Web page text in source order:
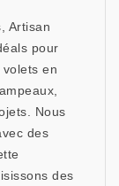
Artisan
pour
en
Nous
des
des